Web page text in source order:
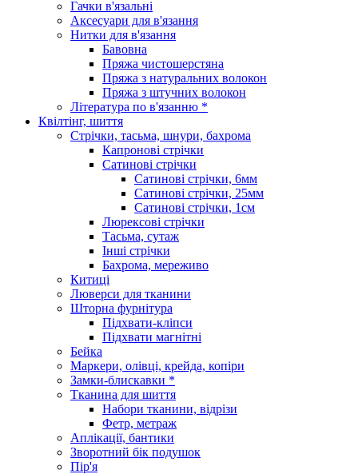
Гачки в'язальні
Аксесуари для в'язання
Нитки для в'язання
Бавовна
Пряжа чистошерстяна
Пряжа з натуральних волокон
Пряжа з штучних волокон
Література по в'язанню *
Квілтінг, шиття
Стрічки, тасьма, шнури, бахрома
Капронові стрічки
Сатинові стрічки
Сатинові стрічки, 6мм
Сатинові стрічки, 25мм
Сатинові стрічки, 1см
Люрексові стрічки
Тасьма, сутаж
Інші стрічки
Бахрома, мереживо
Китиці
Люверси для тканини
Шторна фурнітура
Підхвати-кліпси
Підхвати магнітні
Бейка
Маркери, олівці, крейда, копіри
Замки-блискавки *
Тканина для шиття
Набори тканини, відрізи
Фетр, метраж
Аплікації, бантики
Зворотний бік подушок
Пір'я